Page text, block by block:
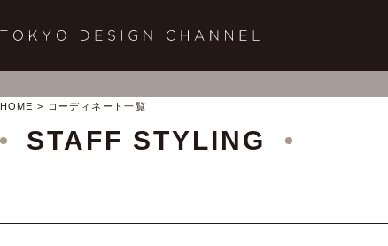
HOME コーディネート一覧
STAFF STYLING